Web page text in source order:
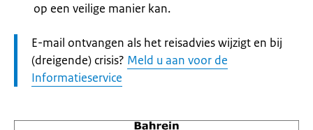
op een veilige manier kan.
Let
op:
E-mail ontvangen als het reisadvies wijzigt en bij
(dreigende) crisis? Meld u aan voor de
Informatieservice